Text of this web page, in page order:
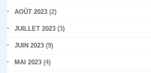
AOÛT 2023 (2)
JUILLET 2023 (3)
JUIN 2023 (9)
MAI 2023 (4)